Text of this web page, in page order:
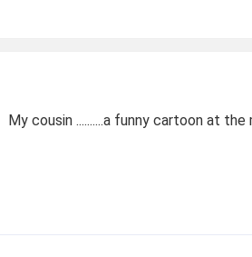
My cousin ..........a funny cartoon at the